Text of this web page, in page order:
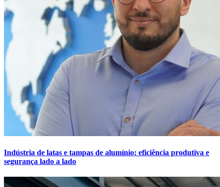
Indústria de latas e tampas de alumínio: eficiência produtiva e
segurança lado a lado